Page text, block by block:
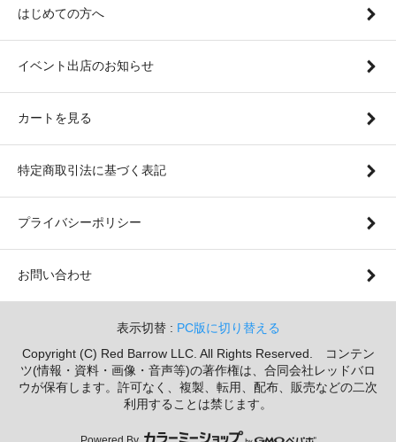
はじめての方へ
イベント出店のお知らせ
カートを見る
特定商取引法に基づく表記
プライバシーポリシー
お問い合わせ
表示切替 : PC版に切り替える
Copyright (C) Red Barrow LLC. All Rights Reserved. コンテン
ツ(情報・資料・画像・音声等)の著作権は、合同会社レッドバロ
ウが保有します。許可なく、複製、転用、配布、販売などの二次
利用することは禁じます。